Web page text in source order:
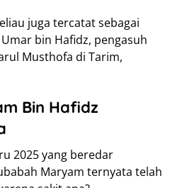
juga tercatat sebagai
bin Hafidz, pengasuh
Musthofa di Tarim,
Bin Hafidz
2025 yang beredar
Maryam ternyata telah